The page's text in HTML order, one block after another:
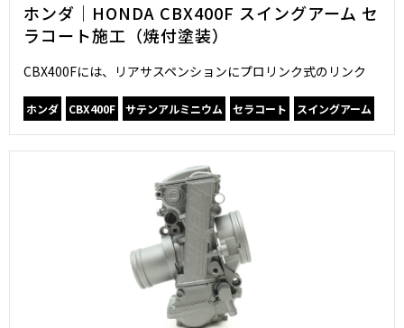
ホンダ｜HONDA CBX400F スイングアーム セ
ラコート施工（焼付塗装）
CBX400Fには、リアサスペンションにプロリンク式のリンク
ホンダ CBX400F サテンアルミニウム セラコート スイングアーム